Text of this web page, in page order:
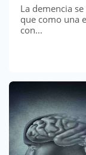
La demencia
que como una
con...